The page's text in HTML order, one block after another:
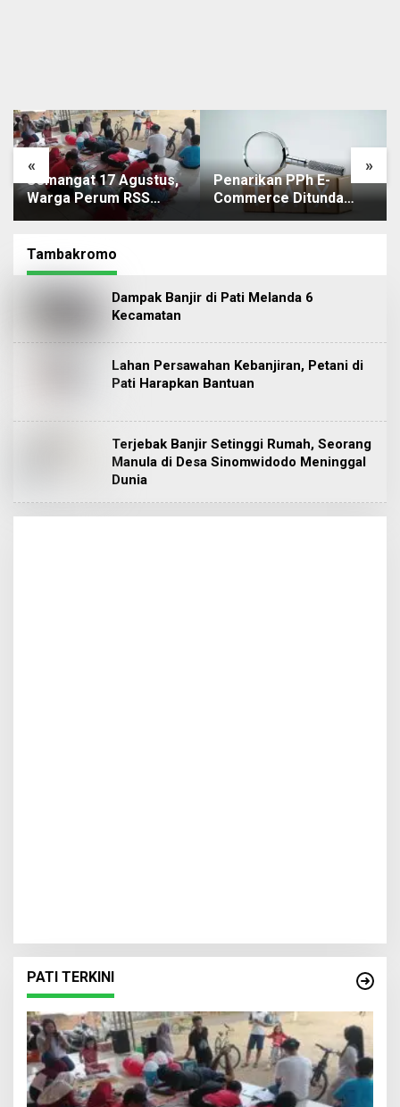
« »
Semangat 17 Agustus,
Warga Perum RSS
Sidokerto Pati Ikuti
Penarikan PPh E-
Commerce Ditunda
hingga November
Tambakromo
Dampak Banjir di Pati Melanda 6
Kecamatan
Lahan Persawahan Kebanjiran, Petani di
Pati Harapkan Bantuan
Terjebak Banjir Setinggi Rumah, Seorang
Manula di Desa Sinomwidodo Meninggal
Dunia
PATI TERKINI